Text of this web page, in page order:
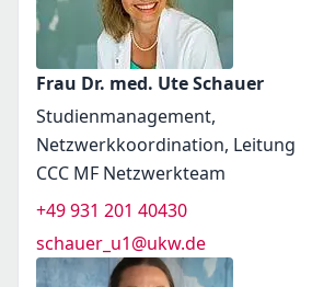
Frau Dr. med. Ute Schauer
Studienmanagement,
Netzwerkkoordination, Leitung
CCC MF Netzwerkteam
+49 931 201 40430
schauer_u1@ukw.de